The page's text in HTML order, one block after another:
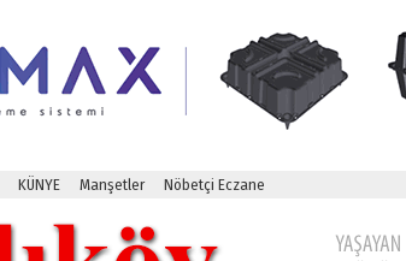
KÜNYE Manşetler Nöbetçi Eczane